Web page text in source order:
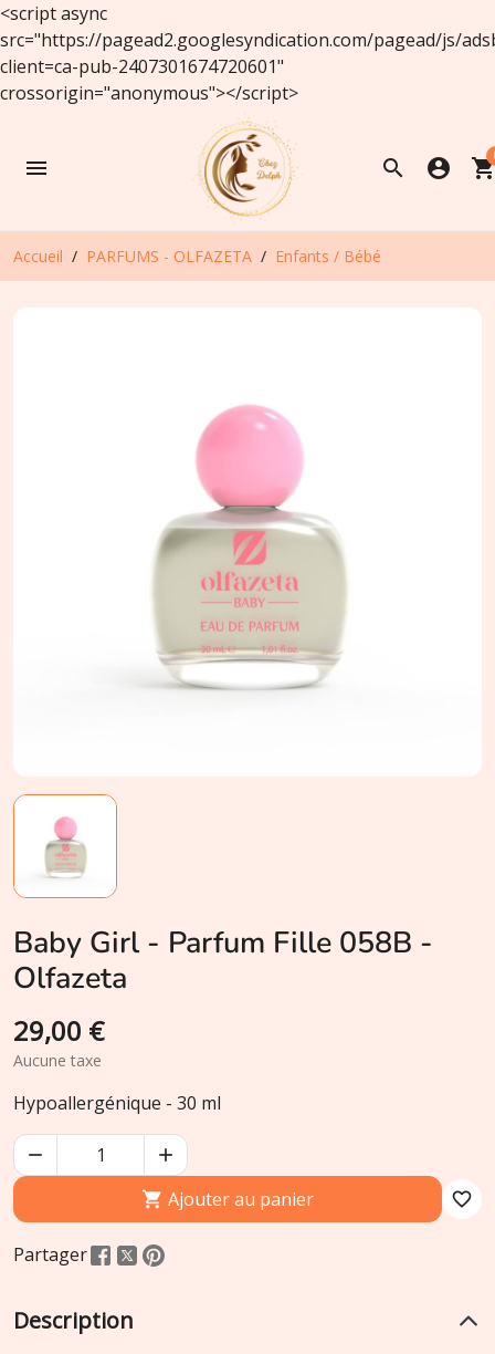
<script async
src="https://pagead2.googlesyndication.com/pagead/js/
client=ca-pub-2407301674720601"
crossorigin="anonymous"></script>
menu search account_circle
Accueil PARFUMS - OLFAZETA Enfants / Bébé
Baby Girl - Parfum Fille 058B -
Olfazeta
29,00 €
Aucune taxe
Hypoallergénique - 30 ml


 Ajouter au panier favorite_border
Partager
Description